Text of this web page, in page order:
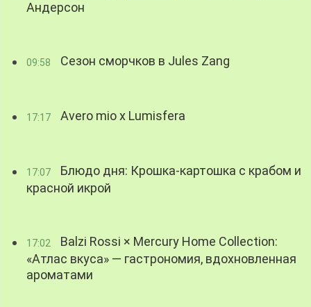
Андерсон
09:58 Сезон сморчков в Jules Zang
17:17 Avero mio x Lumisfera
17:07
Блюдо дня: Крошка-картошка с крабом и
красной икрой
17:02
Balzi Rossi × Mercury Home Collection:
«Атлас вкуса» — гастрономия, вдохновленная
ароматами